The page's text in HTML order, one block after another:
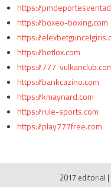
https://
https://boxeo-boxing.com
https://
https://betlox.com
https://777-
https://bankcazino.com
https://kmaynard.com
https://rule-sports.com
https://play777free.com
2017 editorial |